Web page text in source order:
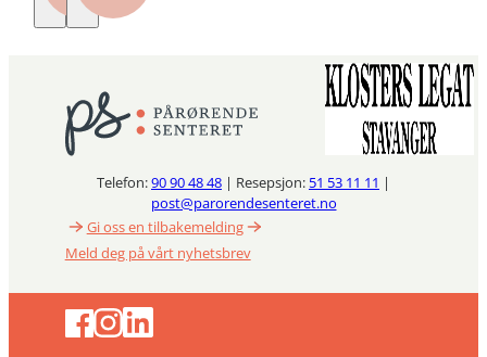
Telefon:90 90 48 48 | Resepsjon: 51 53 11 11 |
post@parorendesenteret.no
Gi oss en tilbakemelding
Meld deg på vårt nyhetsbrev